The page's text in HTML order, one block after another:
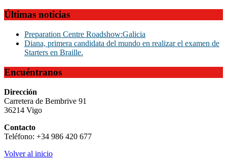
Últimas noticias
Preparation Centre Roadshow:Galicia
Diana, primera candidata del mundo en realizar el examen de
Starters en Braille.
Encuéntranos
Dirección
Carretera de Bembrive 91
36214 Vigo
Contacto
Teléfono: +34 986 420 677
Volver al inicio